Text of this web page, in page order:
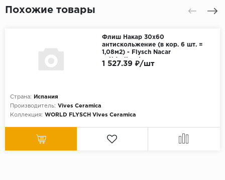
Похожие товары
Флиш Накар 30х60
антискольжение (в кор. 6 шт. =
1,08м2) - Flysch Nacar
antideslizante
Страна:
Испания
Производитель: Vives Ceramica
Коллекция: WORLD FLYSCH Vives Ceramica
1 527.39 ₽/шт